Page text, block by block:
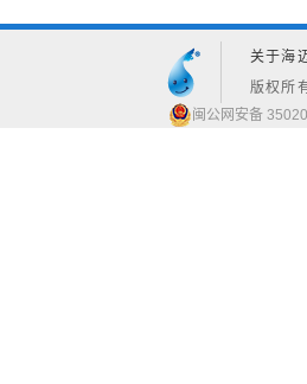
关于海
版权所
闽公网安备